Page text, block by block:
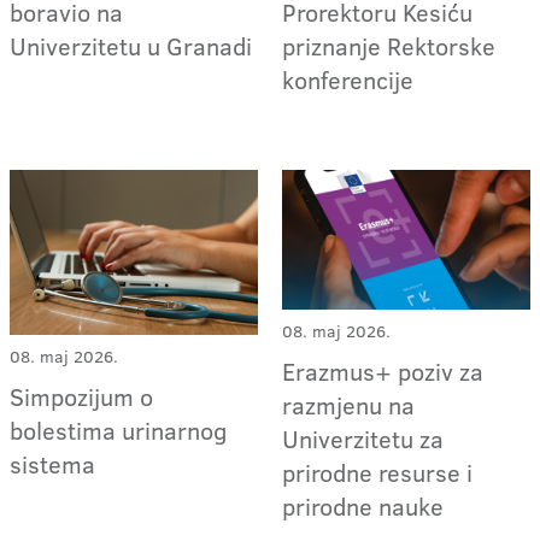
boravio na
Univerzitetu u Granadi
Prorektoru Kesiću
priznanje Rektorske
konferencije
08. maj 2026.
Simpozijum o
bolestima urinarnog
sistema
08. maj 2026.
Erazmus+ poziv za
razmjenu na
Univerzitetu za
prirodne resurse i
prirodne nauke